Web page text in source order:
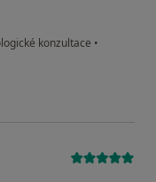
konzultace •